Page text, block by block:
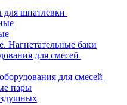
для шпатлевки
Нагнетательные баки
для смесей
для смесей
пары